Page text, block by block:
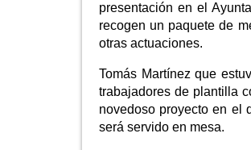
presentación en el
recogen un paquete de
otras actuaciones.
Tomás Martínez que
trabajadores de plantilla
novedoso proyecto en el
será servido en mesa.